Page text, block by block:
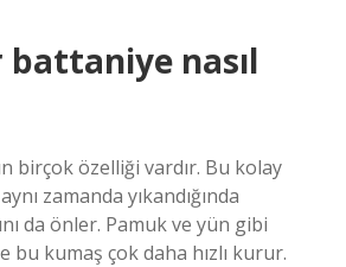
battaniye nasıl
birçok özelliği vardır. Bu kolay
zamanda yıkandığında
da önler. Pamuk ve yün gibi
bu kumaş çok daha hızlı kurur.